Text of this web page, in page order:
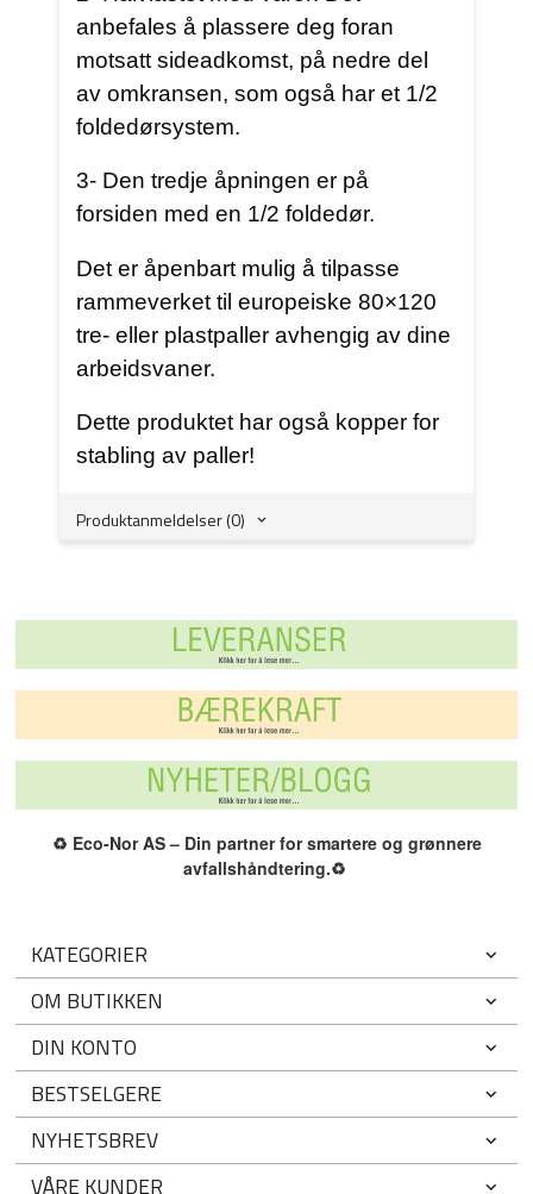
anbefales å plassere deg foran
motsatt sideadkomst, på nedre del
av omkransen, som også har et 1/2
foldedørsystem.
3- Den tredje åpningen er på
forsiden med en 1/2 foldedør.
Det er åpenbart mulig å tilpasse
rammeverket til europeiske 80×120
tre- eller plastpaller avhengig av dine
arbeidsvaner.
Dette produktet har også kopper for
stabling av paller!
Produktanmeldelser (0)
♻️ Eco-Nor AS – Din partner for smartere og grønnere
avfallshåndtering.♻️
KATEGORIER
OM BUTIKKEN
DIN KONTO
BESTSELGERE
NYHETSBREV
VÅRE KUNDER